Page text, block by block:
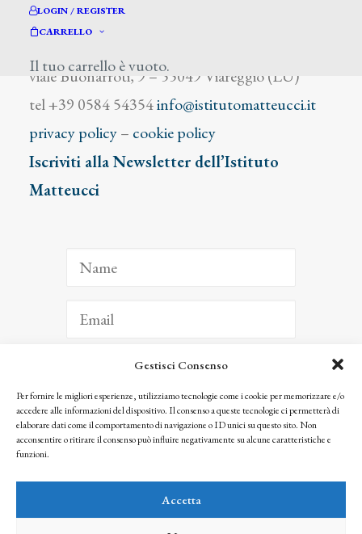
Gestisci Consenso
Per fornire le migliori esperienze, utilizziamo tecnologie come i cookie per memorizzare e/o
accedere alle informazioni del dispositivo. Il consenso a queste tecnologie ci permetterà di
elaborare dati come il comportamento di navigazione o ID unici su questo sito. Non
acconsentire o ritirare il consenso può influire negativamente su alcune caratteristiche e
funzioni.
Accetta
LOGIN / REGISTER
CARRELLO
Il tuo carrello è vuoto.
viale Buonarroti, 9 – 55049 Viareggio (LU)
tel +39 0584 54354info@istitutomatteucci.it
privacy policy– cookie policy
Iscriviti alla Newsletter dell’Istituto
Matteucci
ISCRIVITI
Facendo clic per iscriverti, riconosci che le tue informazioni saranno trattate
seguendo la nostra Privacy Policy
© 2025 Istituto Matteucci. All right reserved
l’autorizzazione scritta dei proprietari dei diritti e dell’Istituto Matteucci